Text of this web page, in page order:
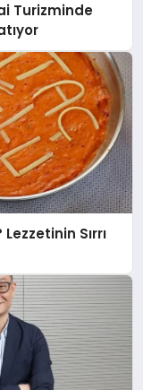
Turizminde
Sırrı